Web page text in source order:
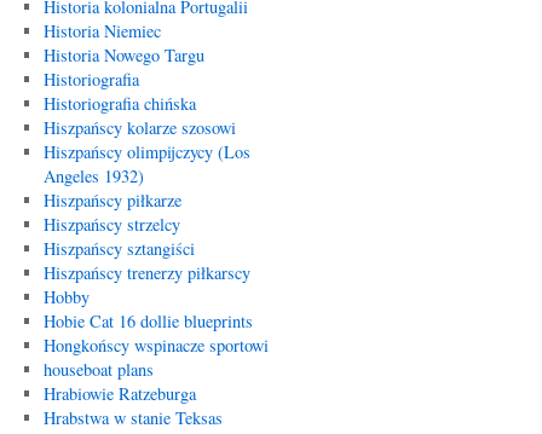
Historia kolonialna Portugalii
Historia Niemiec
Historia Nowego Targu
Historiografia
Historiografia chińska
Hiszpańscy kolarze szosowi
Hiszpańscy olimpijczycy (Los
Angeles 1932)
Hiszpańscy piłkarze
Hiszpańscy strzelcy
Hiszpańscy sztangiści
Hiszpańscy trenerzy piłkarscy
Hobby
Hobie Cat 16 dollie blueprints
Hongkońscy wspinacze sportowi
houseboat plans
Hrabiowie Ratzeburga
Hrabstwa w stanie Teksas